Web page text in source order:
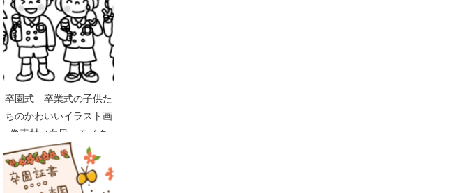
卒園式 卒業式の子供た
ちのかわいいイラスト画
像素材（白黒 モノク
ロ）